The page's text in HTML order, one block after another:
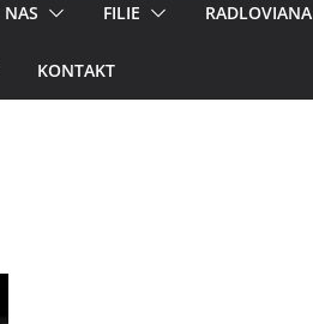
NAS FILIE RADLOVIANA
KONTAKT